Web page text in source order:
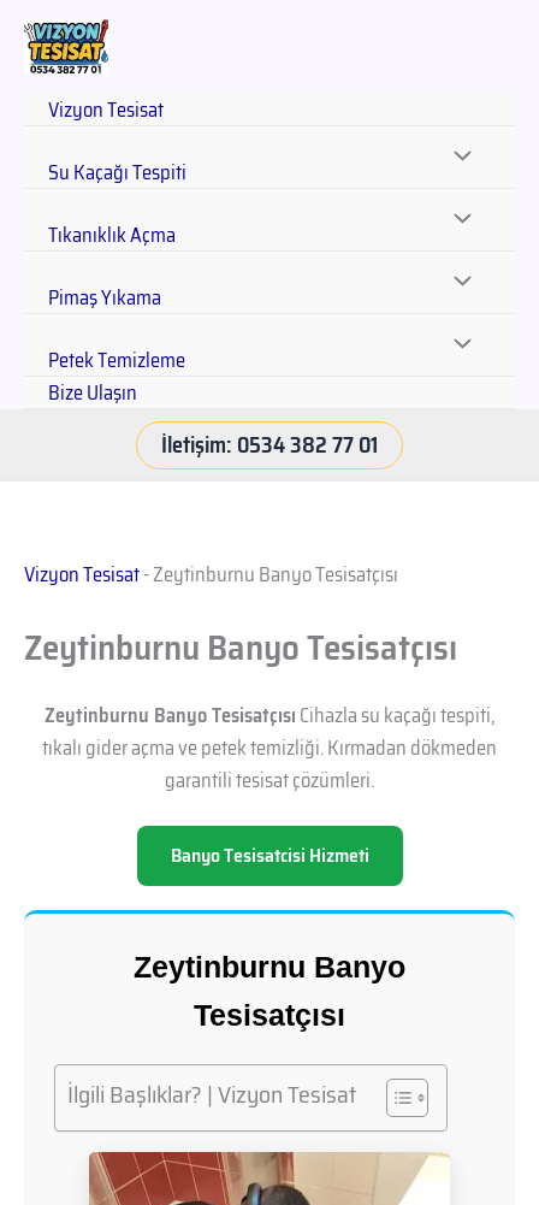
Vizyon Tesisat
Su Kaçağı Tespiti
Tıkanıklık Açma
Pimaş Yıkama
Petek Temizleme
Bize Ulaşın
İletişim: 0534 382 77 01
Vizyon Tesisat-Zeytinburnu Banyo Tesisatçısı
Zeytinburnu Banyo Tesisatçısı
Zeytinburnu Banyo TesisatçısıCihazla su kaçağı tespiti,
tıkalı gider açma ve petek temizliği. Kırmadan dökmeden
garantili tesisat çözümleri.
Banyo Tesisatcisi Hizmeti
Zeytinburnu Banyo
Tesisatçısı
İlgili Başlıklar? | Vizyon Tesisat